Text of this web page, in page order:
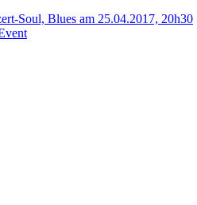
Soul, Blues am 25.04.2017, 20h30